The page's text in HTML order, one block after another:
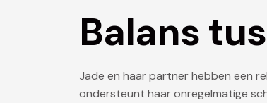
Balans
Jade en haar partner hebben een
ondersteunt haar onregelmatige